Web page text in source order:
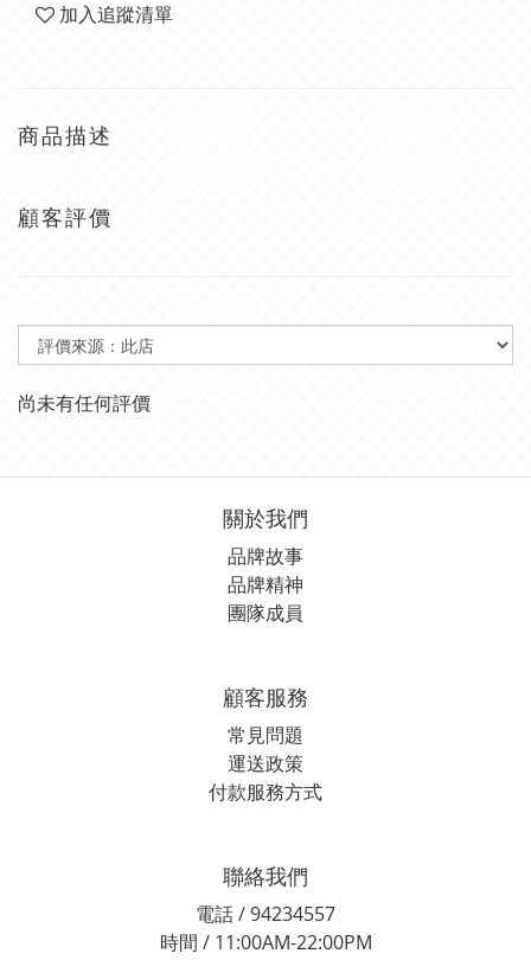
加入追蹤清單
商品描述
顧客評價
尚未有任何評價
關於我們
品牌故事
品牌精神
團隊成員
顧客服務
常見問題
運送政策
付款服務方式
聯絡我們
電話 / 94234557
時間 / 11:00AM-22:00PM